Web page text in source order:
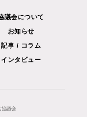
議会について
お知らせ
記事 / コラム
インタビュー
協議会